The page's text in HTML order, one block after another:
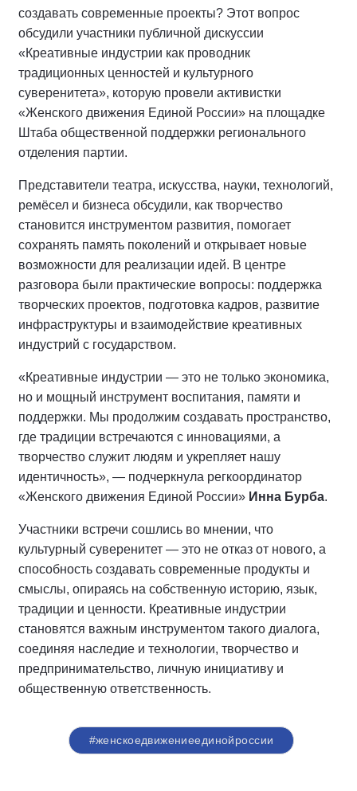
создавать современные проекты? Этот вопрос
обсудили участники публичной дискуссии
«Креативные индустрии как проводник
традиционных ценностей и культурного
суверенитета», которую провели активистки
«Женского движения Единой России» на площадке
Штаба общественной поддержки регионального
отделения партии.
Представители театра, искусства, науки, технологий,
ремёсел и бизнеса обсудили, как творчество
становится инструментом развития, помогает
сохранять память поколений и открывает новые
возможности для реализации идей. В центре
разговора были практические вопросы: поддержка
творческих проектов, подготовка кадров, развитие
инфраструктуры и взаимодействие креативных
индустрий с государством.
«Креативные индустрии — это не только экономика,
но и мощный инструмент воспитания, памяти и
поддержки. Мы продолжим создавать пространство,
где традиции встречаются с инновациями, а
творчество служит людям и укрепляет нашу
идентичность», — подчеркнула регкоординатор
«Женского движения Единой России» Инна Бурба.
Участники встречи сошлись во мнении, что
культурный суверенитет — это не отказ от нового, а
способность создавать современные продукты и
смыслы, опираясь на собственную историю, язык,
традиции и ценности. Креативные индустрии
становятся важным инструментом такого диалога,
соединяя наследие и технологии, творчество и
предпринимательство, личную инициативу и
общественную ответственность.
#женскоедвижениеединойроссии